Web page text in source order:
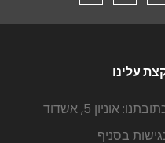
עלינו
אוניון 5, אשדוד
בסניף